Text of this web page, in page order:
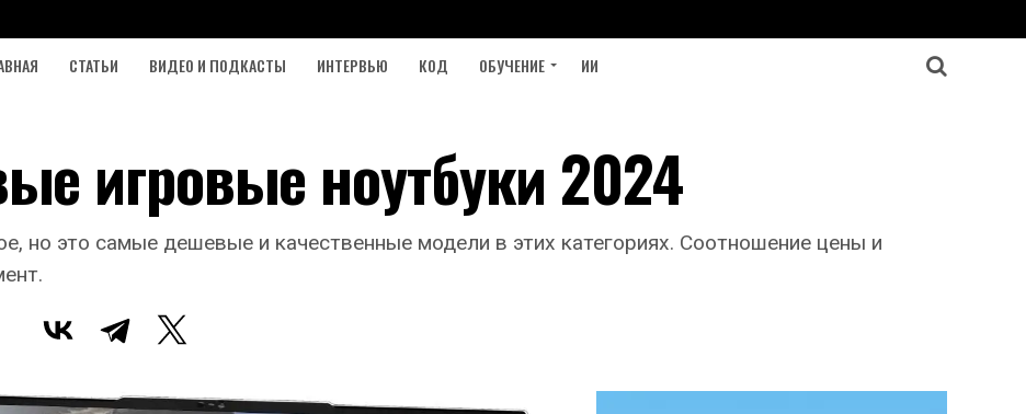
СТАТЬИ ВИДЕО И ПОДКАСТЫ ИНТЕРВЬЮ КОД ОБУЧЕНИЕ ИИ
игровые ноутбуки 2024
но это самые дешевые и качественные модели в этих категориях. Соотношение цены и